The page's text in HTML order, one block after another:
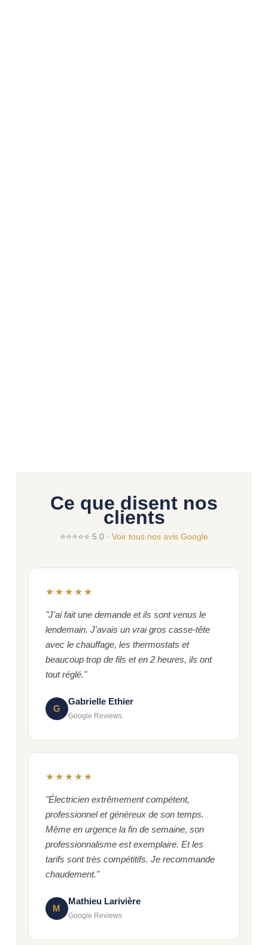
Ce que disent nos
clients
⭐⭐⭐⭐⭐ 5.0 · Voir tous nos avis Google
★★★★★
"J'ai fait une demande et ils sont venus le
lendemain. J'avais un vrai gros casse-tête
avec le chauffage, les thermostats et
beaucoup trop de fils et en 2 heures, ils ont
tout réglé."
G
Gabrielle Ethier
Google Reviews
★★★★★
"Électricien extrêmement compétent,
professionnel et généreux de son temps.
Même en urgence la fin de semaine, son
professionnalisme est exemplaire. Et les
tarifs sont très compétitifs. Je recommande
chaudement."
M
Mathieu Larivière
Google Reviews